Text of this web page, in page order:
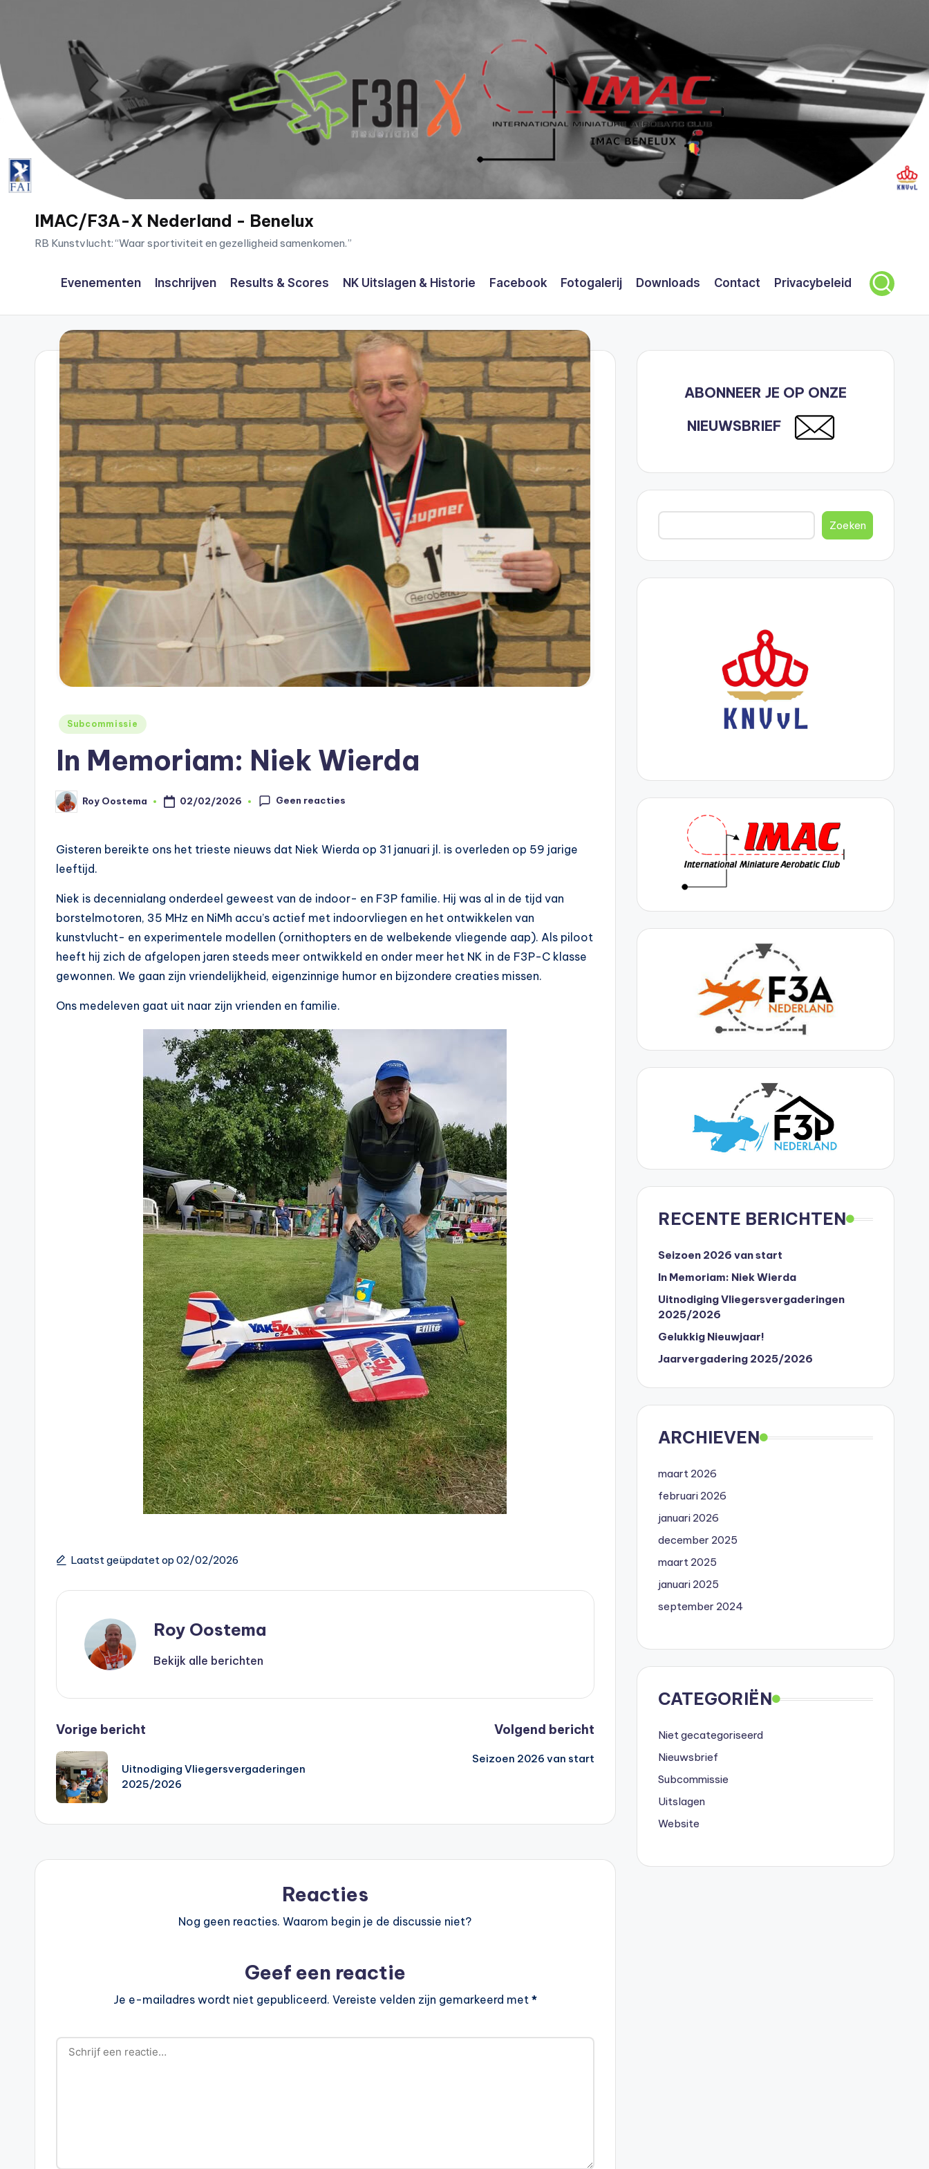
de
inhoud
IMAC/F3A-X Nederland - Benelux
RB Kunstvlucht: “Waar sportiviteit en gezelligheid samenkomen.”
Evenementen Inschrijven Results & Scores NK Uitslagen & Historie Facebook Fotogalerij Downloads Contact Privacybeleid
Geplaatst
Subcommissie
In Memoriam: Niek Wierda
Geplaatst
door
Roy Oostema 02/02/2026 Geen reacties
Gisteren bereikte ons het trieste nieuws dat Niek Wierda op 31 januari jl. is overleden op 59 jarige
leeftijd.
Niek is decennialang onderdeel geweest van de indoor- en F3P familie. Hij was al in de tijd van
borstelmotoren, 35 MHz en NiMh accu’s actief met indoorvliegen en het ontwikkelen van
kunstvlucht- en experimentele modellen (ornithopters en de welbekende vliegende aap). Als piloot
heeft hij zich de afgelopen jaren steeds meer ontwikkeld en onder meer het NK in de F3P-C klasse
gewonnen. We gaan zijn vriendelijkheid, eigenzinnige humor en bijzondere creaties missen.
Ons medeleven gaat uit naar zijn vrienden en familie.
Laatst geüpdatet op 02/02/2026
Roy Oostema
Bekijk alle berichten
Bericht
navigatie
Vorige bericht
Uitnodiging Vliegersvergaderingen
2025/2026
Volgend bericht
Seizoen 2026 van start
Reacties
Nog geen reacties. Waarom begin je de discussie niet?
Geef een reactie
Je e-mailadres wordt niet gepubliceerd. Vereiste velden zijn gemarkeerd met *
ABONNEER JE OP ONZE
NIEUWSBRIEF
Zoeken
Zoeken
RECENTE BERICHTEN
Seizoen 2026 van start
In Memoriam: Niek Wierda
Uitnodiging Vliegersvergaderingen
2025/2026
Gelukkig Nieuwjaar!
Jaarvergadering 2025/2026
ARCHIEVEN
maart 2026
februari 2026
januari 2026
december 2025
maart 2025
januari 2025
september 2024
CATEGORIËN
Niet gecategoriseerd
Nieuwsbrief
Subcommissie
Uitslagen
Website